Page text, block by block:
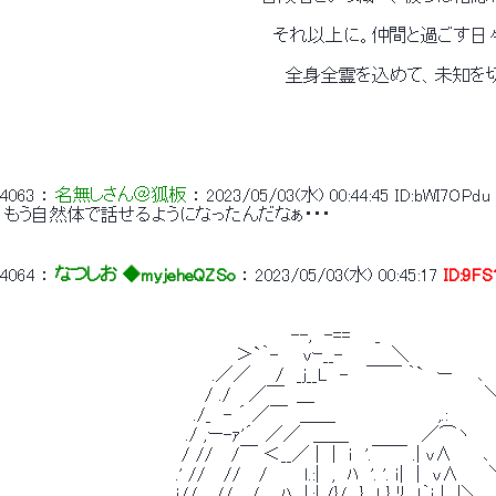
それ以上に。仲間と過ごす日々が、
全身全霊を込めて、未知を切り開
4063 ： 名無しさん＠狐板 ： 2023/05/03(水) 00:44:45 ID:bWI7OPdu
もう自然体で話せるようになったんだなぁ・・・
4064 ： なつしお ◆myjeheQZSo ： 2023/05/03(水) 00:45:17
--,　-==　　_
＞`｀-　　ｖｰ__-　　　　＼
.／／　　/　_ｊ__L　-　 ￣￣ ｀`　ー　　､
/ ./ 　／￣　＿　　　　　　　　　　　　　　
./_　- ´ ／￣　＿＿　　　　　　　　 ,.:　　　　
./ ,ー-ｧ'´　／／　＿＿　　　　　　／⌒ヽ　　　
/ // 　/￣ ＜__／ |　|　ｉ　'.￣￣ .| ｖ∧　　 ､　　
.' // 　//　 /　　　ｌ.:|　,　ﾊ　'. '. ｉ|　|　ｖ∧　　 ＼　